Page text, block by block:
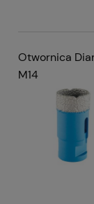
Otwornica
M14